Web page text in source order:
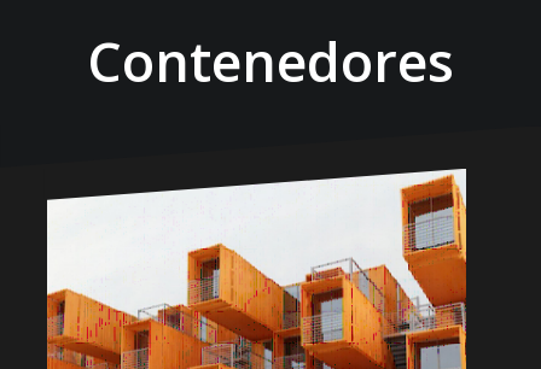
Contenedores